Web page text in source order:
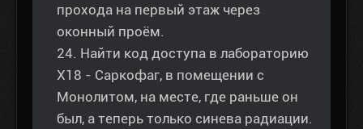
прохода на первый этаж через
оконный проём.
24. Найти код доступа в лабораторию
Х18 - Саркофаг, в помещении с
Монолитом, на месте, где раньше он
был, а теперь только синева радиации.